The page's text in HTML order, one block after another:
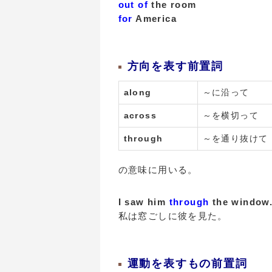
out of the room
for America
方向を表す前置詞
along ～に沿って
across ～を横切って
through ～を通り抜けて
の意味に用いる。
I saw him through the
私は窓ごしに彼を見た。
運動を表すもの前置詞